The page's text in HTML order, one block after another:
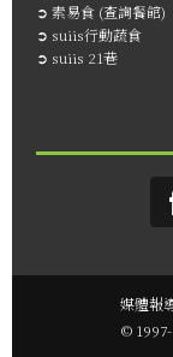
➲ 素易食 (查詢餐館)
➲ suiis行動蔬食
➲ suiis 21巷
媒體報
©